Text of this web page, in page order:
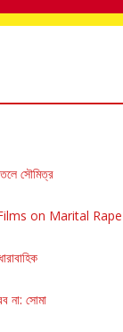
সৌমিত্র
on Marital Rape
না: সোমা